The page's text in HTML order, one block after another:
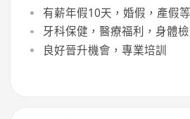
有薪年假10天，婚假，產假等
牙科保健，醫療福利，身體
良好晉升機會，專業培訓